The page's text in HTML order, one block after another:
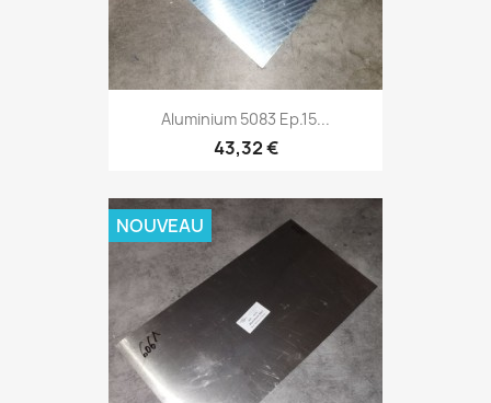
Aluminium 5083 Ep.15...
43,32 €
NOUVEAU